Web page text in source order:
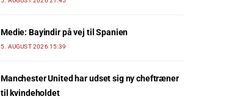
Medie: Bayindir på vej til Spanien
5. AUGUST 2026 15:39
Manchester United har udset sig ny cheftræner
til kvindeholdet